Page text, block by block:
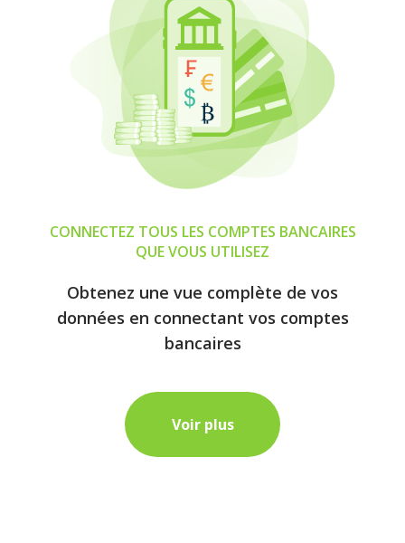
CONNECTEZ TOUS LES COMPTES BANCAIRES
QUE VOUS UTILISEZ
Obtenez une vue complète de vos
données en connectant vos comptes
bancaires
Voir plus